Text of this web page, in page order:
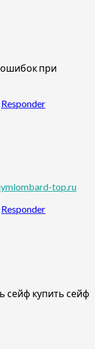
ошибок при
Responder
top.ru
Responder
сейф купить сейф